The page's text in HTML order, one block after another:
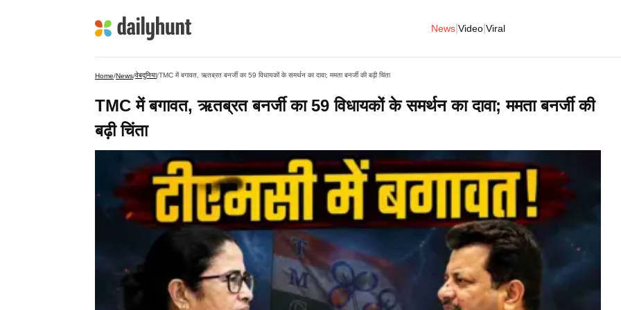
News Video Viral
Home/News/वेबदुनिया/TMC में बगावत, ऋतब्रत बनर्जी का 59 विधायकों के समर्थन का दावा; ममता बनर्जी की बढ़ी चिंता
TMC में बगावत, ऋतब्रत बनर्जी का 59 विधायकों के समर्थन का दावा; ममता बनर्जी की
बढ़ी चिंता